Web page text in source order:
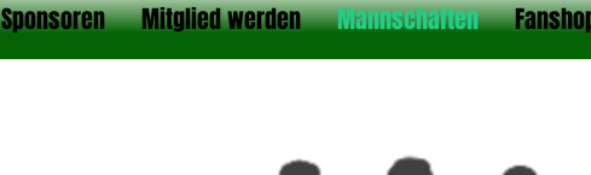
Sponsoren Mitglied werden Mannschaften